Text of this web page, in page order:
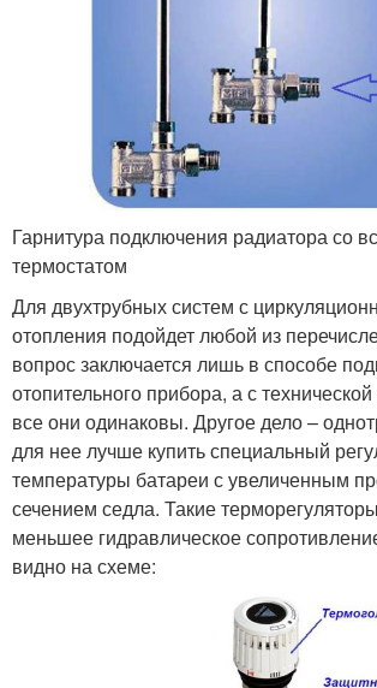
Гарнитура подключения радиатора со
термостатом
Для двухтрубных систем с
отопления подойдет любой из
вопрос заключается лишь в способе
отопительного прибора, а с
все они одинаковы. Другое дело –
для нее лучше купить специальный
температуры батареи с увеличенным
сечением седла. Такие
меньшее гидравлическое
видно на схеме: